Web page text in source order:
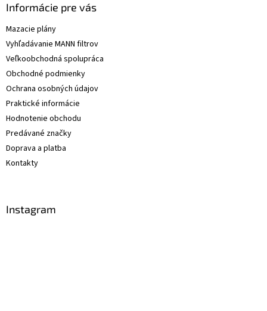
Informácie pre vás
Mazacie plány
Vyhľadávanie MANN filtrov
Veľkoobchodná spolupráca
Obchodné podmienky
Ochrana osobných údajov
Praktické informácie
Hodnotenie obchodu
Predávané značky
Doprava a platba
Kontakty
Instagram